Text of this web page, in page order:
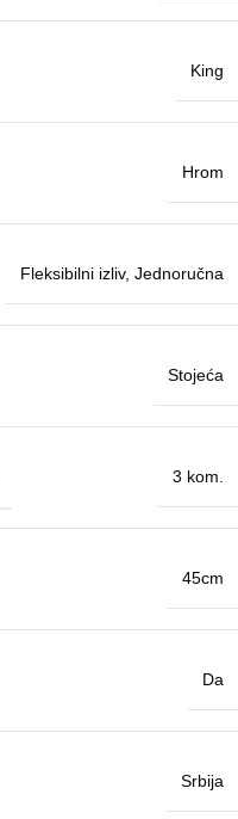
King
Hrom
Fleksibilni izliv, Jednoručna
Stojeća
3 kom.
45cm
Da
Srbija